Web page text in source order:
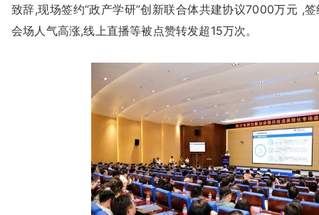
致辞,现场签约“政产学研”创新联合体共建协议7000万元 ,
会场人气高涨,线上直播等被点赞转发超15万次。